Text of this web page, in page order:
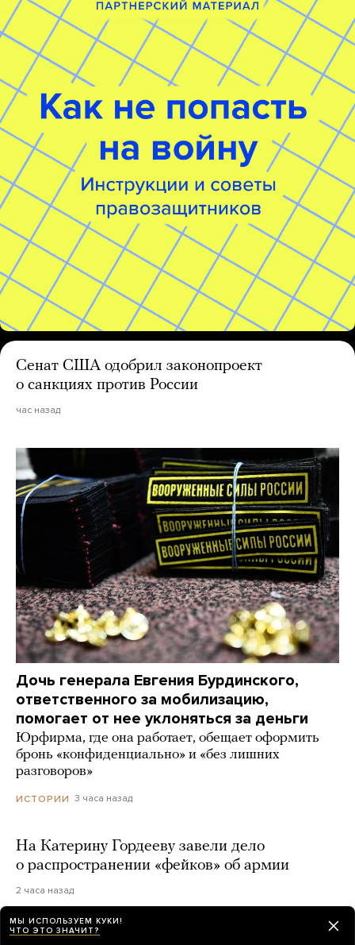
Сенат США одобрил законопроект
о санкциях против России
час назад
Дочь генерала Евгения Бурдинского,
ответственного за мобилизацию,
помогает от нее уклоняться за деньги
Юрфирма, где она работает, обещает оформить
бронь «конфиденциально» и «без лишних
разговоров»
ИСТОРИИ 3 часа назад
На Катерину Гордееву завели дело
о распространении «фейков» об армии
2 часа назад
В Швеции задержали пару российских
МЫ ИСПОЛЬЗУЕМ КУКИ!
ЧТО ЭТО ЗНАЧИТ?